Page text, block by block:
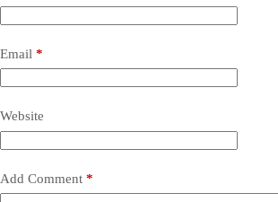
Email *
Website
Add Comment *